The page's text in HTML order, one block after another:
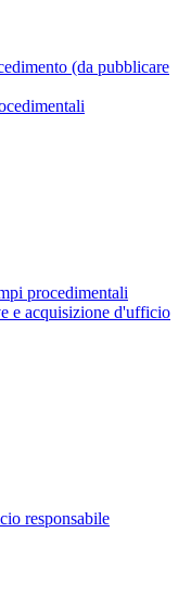
(da pubblicare
procedimentali
e acquisizione d'ufficio
responsabile